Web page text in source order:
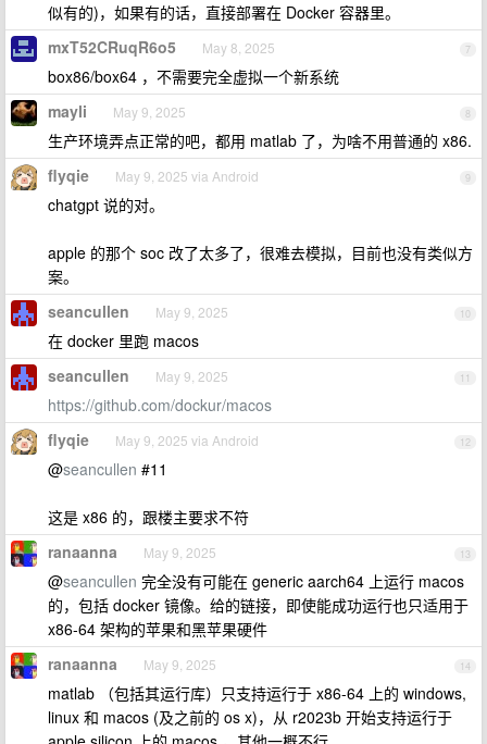
似有的)，如果有的话，直接部署在 Docker 容器里。
7
mxT52CRuqR6o5 May 8, 2025
box86/box64 ，不需要完全虚拟一个新系统
8
mayli May 9, 2025
生产环境弄点正常的吧，都用 matlab 了，为啥不用普通的 x86.
9
flyqie May 9, 2025 via Android
chatgpt 说的对。
apple 的那个 soc 改了太多了，很难去模拟，目前也没有类似方
案。
10
seancullen May 9, 2025
在 docker 里跑 macos
11
seancullen May 9, 2025
https://github.com/dockur/macos
12
flyqie May 9, 2025 via Android
@seancullen #11
这是 x86 的，跟楼主要求不符
13
ranaanna May 9, 2025
@seancullen 完全没有可能在 generic aarch64 上运行 macos
的，包括 docker 镜像。给的链接，即使能成功运行也只适用于
x86-64 架构的苹果和黑苹果硬件
14
ranaanna May 9, 2025
matlab （包括其运行库）只支持运行于 x86-64 上的 windows,
linux 和 macos (及之前的 os x)，从 r2023b 开始支持运行于